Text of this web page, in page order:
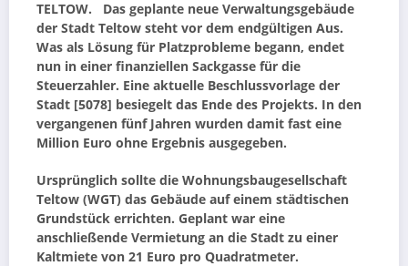
TELTOW. Das geplante neue Verwaltungsgebäude
der Stadt Teltow steht vor dem endgültigen Aus.
Was als Lösung für Platzprobleme begann, endet
nun in einer finanziellen Sackgasse für die
Steuerzahler. Eine aktuelle Beschlussvorlage der
Stadt [5078] besiegelt das Ende des Projekts. In den
vergangenen fünf Jahren wurden damit fast eine
Million Euro ohne Ergebnis ausgegeben.
Ursprünglich sollte die Wohnungsbaugesellschaft
Teltow (WGT) das Gebäude auf einem städtischen
Grundstück errichten. Geplant war eine
anschließende Vermietung an die Stadt zu einer
Kaltmiete von 21 Euro pro Quadratmeter.